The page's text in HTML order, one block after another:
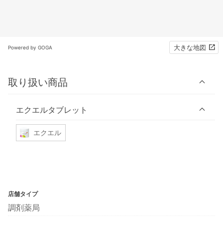
Powered by GOGA 大きな地図
取り扱い商品
エクエルタブレット
エクエル
店舗タイプ
調剤薬局